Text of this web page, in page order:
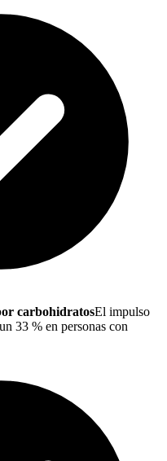
carbohidratosEl impulso
33 % en personas con